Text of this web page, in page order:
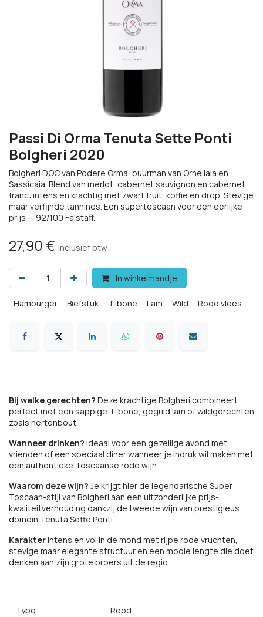
Passi Di Orma Tenuta Sette Ponti
Bolgheri 2020
Bolgheri DOC van Podere Orma, buurman van Ornellaia en
Sassicaia. Blend van merlot, cabernet sauvignon en cabernet
franc: intens en krachtig met zwart fruit, koffie en drop. Stevige
maar verfijnde tannines. Een supertoscaan voor een eerlijke
prijs — 92/100 Falstaff.
27,90 € Inclusief btw
In winkelmandje
Hamburger Biefstuk T-bone Lam Wild Rood vlees
Bij welke gerechten? Deze krachtige Bolgheri combineert
perfect met een sappige T-bone, gegrild lam of wildgerechten
zoals hertenbout.
Wanneer drinken? Ideaal voor een gezellige avond met
vrienden of een speciaal diner wanneer je indruk wil maken met
een authentieke Toscaanse rode wijn.
Waarom deze wijn?Je krijgt hier de legendarische Super
Toscaan-stijl van Bolgheri aan een uitzonderlijke prijs-
kwaliteitverhouding dankzij de tweede wijn van prestigieus
domein Tenuta Sette Ponti.
KarakterIntens en vol in de mond met rijpe rode vruchten,
stevige maar elegante structuur en een mooie lengte die doet
denken aan zijn grote broers uit de regio.
Type Rood